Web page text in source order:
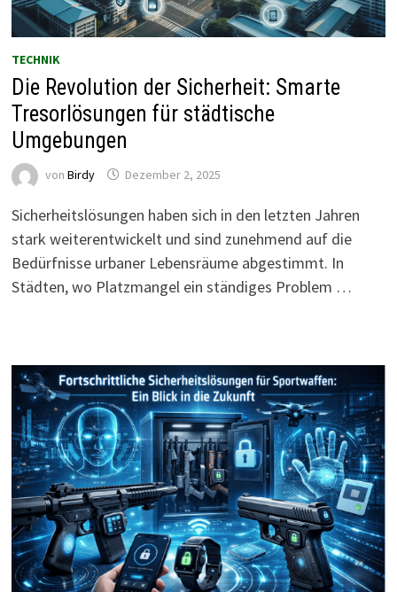
TECHNIK
Die Revolution der Sicherheit: Smarte
Tresorlösungen für städtische
Umgebungen
von Birdy Dezember 2, 2025
Sicherheitslösungen haben sich in den letzten Jahren
stark weiterentwickelt und sind zunehmend auf die
Bedürfnisse urbaner Lebensräume abgestimmt. In
Städten, wo Platzmangel ein ständiges Problem …